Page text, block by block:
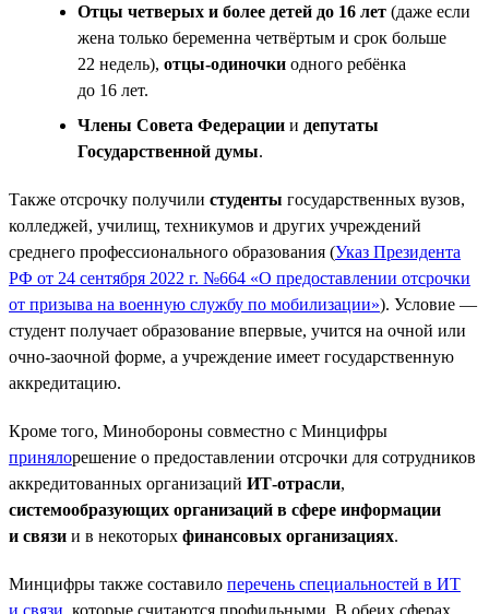
Отцы четверых и более детей до 16 лет (даже если
жена только беременна четвёртым и срок больше
22 недель), отцы-одиночки одного ребёнка
до 16 лет.
Члены Совета Федерации и депутаты
Государственной думы.
Также отсрочку получили студенты государственных вузов,
колледжей, училищ, техникумов и других учреждений
среднего профессионального образования (Указ Президента
РФ от 24 сентября 2022 г. №664 «О предоставлении отсрочки
от призыва на военную службу по мобилизации»). Условие —
студент получает образование впервые, учится на очной или
очно-заочной форме, а учреждение имеет государственную
аккредитацию.
Кроме того, Минобороны совместно с Минцифры
принялорешение о предоставлении отсрочки для сотрудников
аккредитованных организаций ИТ-отрасли,
системообразующих организаций в сфере информации
и связи и в некоторых финансовых организациях.
Минцифры также составило перечень специальностей в ИТ
и связи , которые считаются профильными. В обеих сферах